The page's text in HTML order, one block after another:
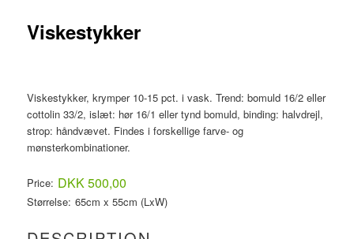
Viskestykker
Viskestykker, krymper 10-15 pct. i vask. Trend: bomuld 16/2 eller
cottolin 33/2, islæt: hør 16/1 eller tynd bomuld, binding: halvdrejl,
strop: håndvævet. Findes i forskellige farve- og
mønsterkombinationer.
Price: DKK 500,00
Størrelse: 65cm x 55cm (LxW)